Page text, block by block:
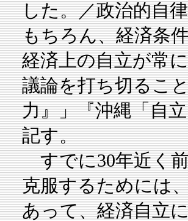
した。／政治的自
もちろん、経済条
経済上の自立が常
議論を打ち切るこ
力』」『沖縄「自
記す。
すでに30年近く前
克服するためには
あって、経済自立